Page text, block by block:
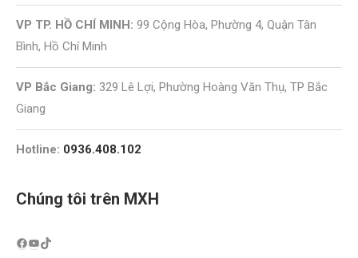
VP TP. HỒ CHÍ MINH: 99 Cộng Hòa, Phường 4, Quận Tân
Bình, Hồ Chí Minh
VP Bắc Giang: 329 Lê Lợi, Phường Hoàng Văn Thụ, TP Bắc
Giang
Hotline: 0936.408.102
Chúng tôi trên MXH